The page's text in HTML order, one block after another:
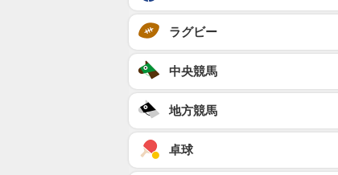
ラグビー
中央競馬
地方競馬
卓球